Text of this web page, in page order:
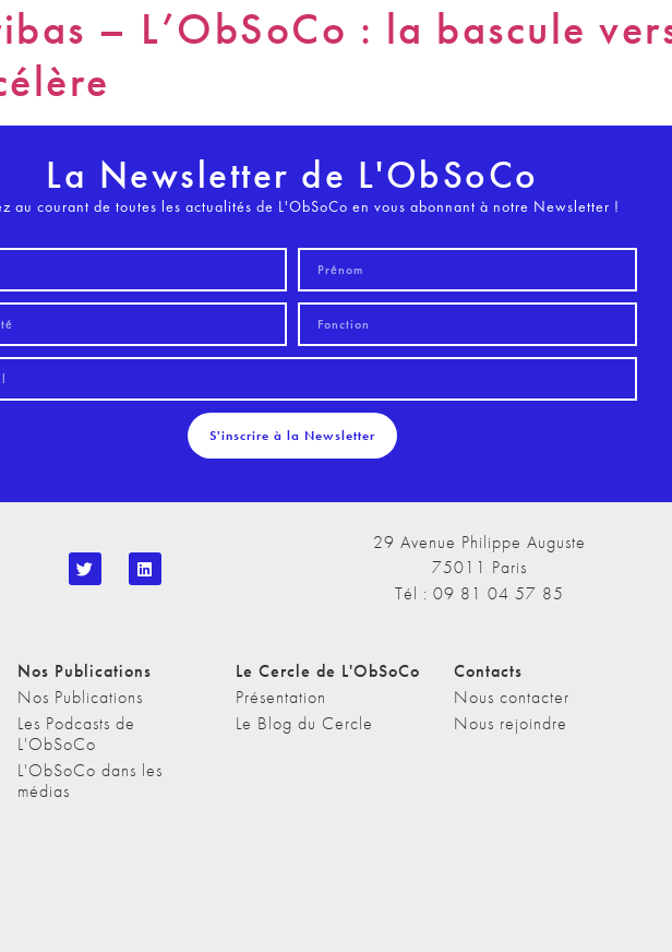
– L’ObSoCo : la bascule
La Newsletter de L'ObSoCo
au courant de toutes les actualités de L'ObSoCo en vous abonnant à notre Newsletter !
S'inscrire à la Newsletter
29 Avenue Philippe Auguste
75011 Paris
Tél : 09 81 04 57 85
Nos Publications
Nos Publications
Les Podcasts de
L'ObSoCo
L'ObSoCo dans les
médias
Le Cercle de L'ObSoCo
Présentation
Le Blog du Cercle
Contacts
Nous contacter
Nous rejoindre